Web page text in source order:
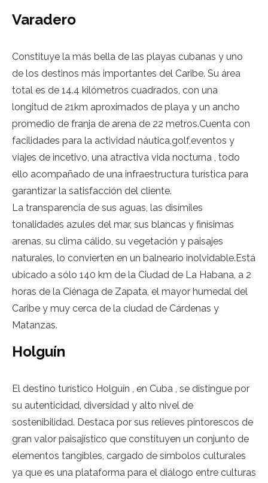
Varadero
Constituye la más bella de las playas cubanas y uno
de los destinos más importantes del Caribe. Su área
total es de 14.4 kilómetros cuadrados, con una
longitud de 21km aproximados de playa y un ancho
promedio de franja de arena de 22 metros.Cuenta con
facilidades para la actividad náutica,golf,eventos y
viajes de incetivo, una atractiva vida nocturna , todo
ello acompañado de una infraestructura turística para
garantizar la satisfacción del cliente.
La transparencia de sus aguas, las disímiles
tonalidades azules del mar, sus blancas y finísimas
arenas, su clima cálido, su vegetación y paisajes
naturales, lo convierten en un balneario inolvidable.Está
ubicado a sólo 140 km de la Ciudad de La Habana, a 2
horas de la Ciénaga de Zapata, el mayor humedal del
Caribe y muy cerca de la ciudad de Cárdenas y
Matanzas.
Holguín
El destino turístico Holguín , en Cuba , se distingue por
su autenticidad, diversidad y alto nivel de
sostenibilidad. Destaca por sus relieves pintorescos de
gran valor paisajístico que constituyen un conjunto de
elementos tangibles, cargado de símbolos culturales
ya que es una plataforma para el diálogo entre culturas